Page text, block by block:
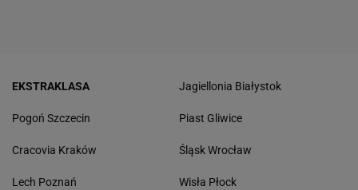
EKSTRAKLASA
Pogoń Szczecin
Cracovia Kraków
Lech Poznań
Jagiellonia Białystok
Piast Gliwice
Śląsk Wrocław
Wisła Płock